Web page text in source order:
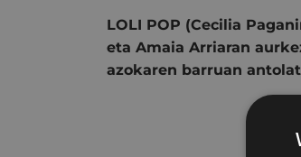
LOLI POP (Cecilia
eta Amaia Arriaran
azokaren barruan